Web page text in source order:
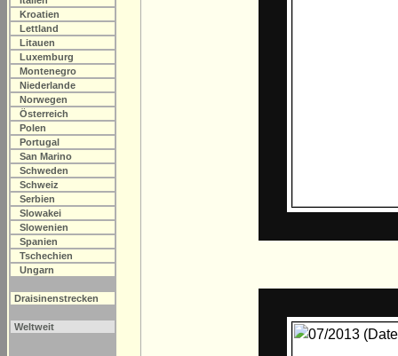
Kroatien
Lettland
Litauen
Luxemburg
Montenegro
Niederlande
Norwegen
Österreich
Polen
Portugal
San Marino
Schweden
Schweiz
Serbien
Slowakei
Slowenien
Spanien
Tschechien
Ungarn
Draisinenstrecken
Weltweit